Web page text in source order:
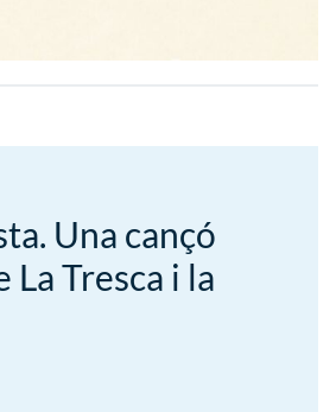
Una cançó
La Tresca i la